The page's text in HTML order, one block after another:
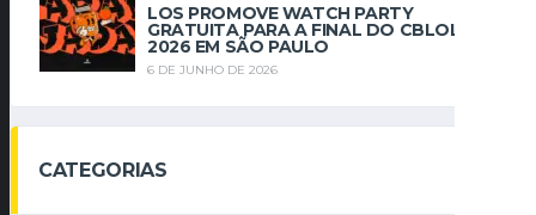
LOS PROMOVE WATCH PARTY
GRATUITA PARA A FINAL DO CBLOL
2026 EM SÃO PAULO
6 DE JUNHO DE 2026
CATEGORIAS